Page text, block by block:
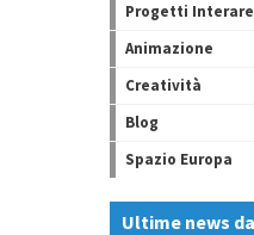
Progetti
Animazione
Creatività
Blog
Spazio Europa
Ultime news